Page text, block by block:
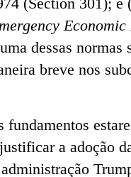
Economic
dessas normas
breve nos
fundamentos
a adoção